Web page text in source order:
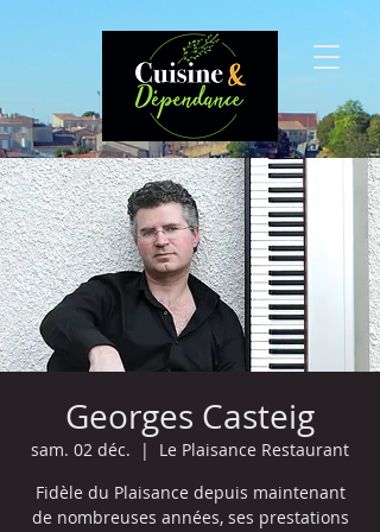
Georges Casteig
sam. 02 déc.
  |
Le Plaisance Restaurant
Fidèle du Plaisance depuis maintenant
de nombreuses années, ses prestations